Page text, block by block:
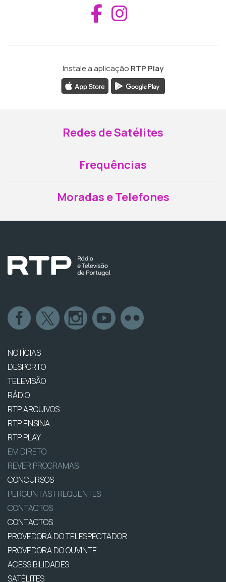
Aceder ao
Instale a aplicação RTP Play
Redes de Satélites
Frequências
Moradas e Telefones
NOTÍCIAS
DESPORTO
TELEVISÃO
RÁDIO
RTP ARQUIVOS
RTP ENSINA
RTP PLAY
EM DIRETO
REVER PROGRAMAS
CONCURSOS
PERGUNTAS FREQUENTES
CONTACTOS
CONTACTOS
PROVEDORA DO TELESPECTADOR
PROVEDORA DO OUVINTE
ACESSIBILIDADES
SATÉLITES